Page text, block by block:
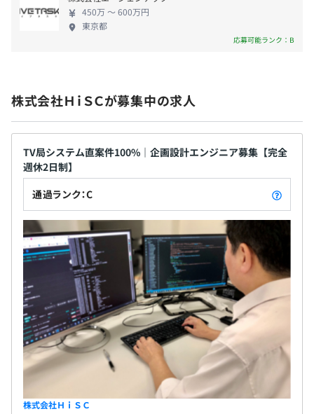
【開発環境】
★お客様の業務を支えるWebシステム開発が中心
・クラウド：AWS、Azure、Google Cloud、
AlibabaCloud
・OS：Linux (RHEL、AlmaLinux、AmazonLinux、
Ubuntu)
・言語等：PHP、Python、Javascript、HTML及びCSS
・FW：CodeIgniter、Laravel
・DB：MySQL、 PostgreSQL、AmazonAurora
・開発/管理ツール：Git (ソース管理)、Backlog (PJ管
理)、 Cursor (エディタ)、MURAL(進捗管理)
【職場の特徴】
・SE手当
・原則として各回約1ヶ月分を保証。
・昨年度の支給実績は年間で計約3ヶ月分です。
によってはさらに増額される可能性があります。
昇給査定：年1回
社会保険完備（健康保険・厚生年金保険、雇用保険・労災
保険）
有期雇用
契約更新の有無・契約期間の定め
450万 〜 600万円
東京都
応募可能ランク：B
株式会社ＨｉＳＣが募集中の求人
TV局システム直案件100%｜企画設計エンジニア募集【完全
週休2日制】
通過ランク：C
株式会社ＨｉＳＣ